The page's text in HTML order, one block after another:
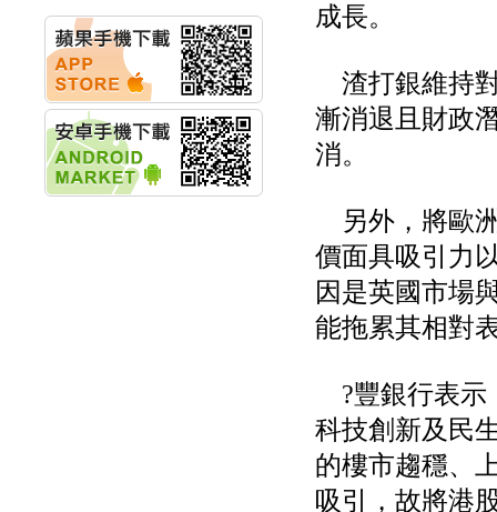
華旭先進:代重要子公司
碩通散熱股份有限公司
公告董事會通過發言人
及代理發
華旭先進:代重要子公司
碩通散熱股份有限公司
公告董事會決議發行員
工認股權
華旭先進:代重要子公司
成長。
渣打銀維持
漸消退且財政
消。
另外，將歐
價面具吸引力
因是英國市場
能拖累其相對
?豐銀行表示
科技創新及民
的樓市趨穩、
吸引，故將港